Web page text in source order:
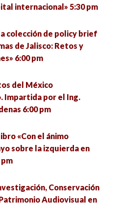
y Coordinación Social
Economía y empleo
en el ámbito de la
Hacia la construcción del
digital» 6:30 pm
Unidos» 7:00 pm
internacional» 5:30 pm
colección de policy brief
de Jalisco: Retos y
6:00 pm
del México
Impartida por el Ing.
6:00 pm
«Con el ánimo
sobre la izquierda en
Conservación
Audiovisual en